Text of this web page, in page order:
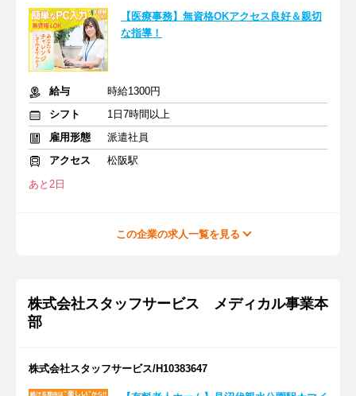
【医療事務】無資格OKアクセス良好＆親切
な指導！
給与
時給1300円
シフト
1日7時間以上
雇用形態
派遣社員
アクセス
松阪駅
あと2日
この企業の求人一覧を見る
株式会社スタッフサービス メディカル事業本
部
株式会社スタッフサービス/H10383647